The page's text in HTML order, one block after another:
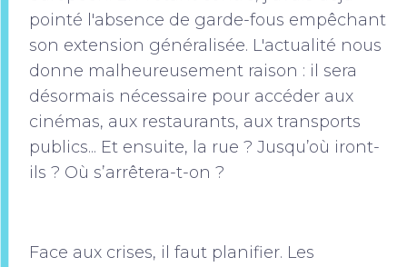
pointé l'absence de garde-fous empêchant
son extension généralisée. L'actualité nous
donne malheureusement raison : il sera
désormais nécessaire pour accéder aux
cinémas, aux restaurants, aux transports
publics... Et ensuite, la rue ? Jusqu’où iront-
ils ? Où s’arrêtera-t-on ?
Face aux crises, il faut planifier. Les